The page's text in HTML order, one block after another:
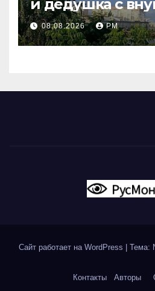
и дедушка с
Поволжье и на
вновь горят НПЗ
08.08.2026 РМ
Сайт работает на WordPress Тема:
Контакты Авторы